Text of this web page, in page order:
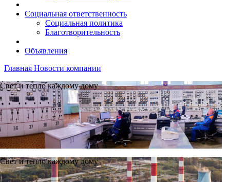
Социальная ответственность
Социальная политика
Благотворительность
Объявления
Главная Новости компании
Свет и тепло каждому дому
Свет и тепло каждому дому
Новости